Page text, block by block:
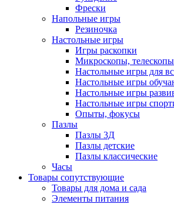
Фрески
Напольные игры
Резиночка
Настольные игры
Игры раскопки
Микроскопы, телескопы
Настольные игры для
Настольные игры
Настольные игры
Настольные игры
Опыты, фокусы
Пазлы
Пазлы 3Д
Пазлы детские
Пазлы классические
Часы
Товары сопутствующие
Товары для дома и сада
Элементы питания